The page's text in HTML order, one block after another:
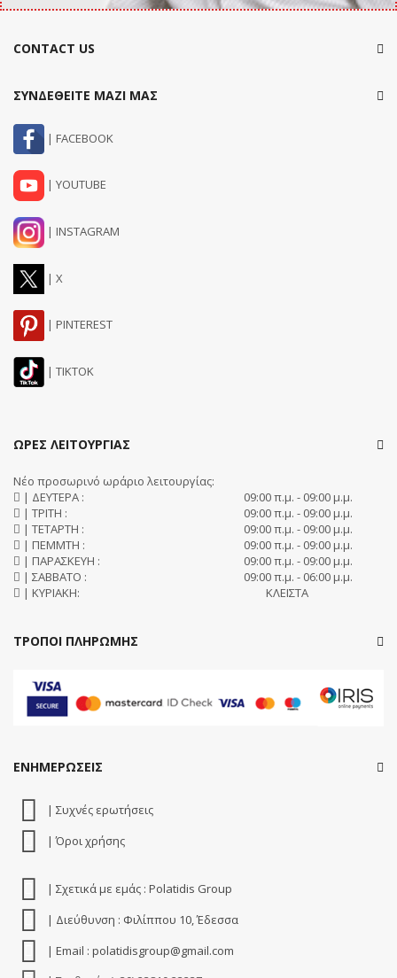
CONTACT US
ΣΥΝΔΕΘΕΙΤΕ ΜΑΖΙ ΜΑΣ
| FACEBOOK
| YOUTUBE
| INSTAGRAM
| X
| PINTEREST
| TIKTOK
ΩΡΕΣ ΛΕΙΤΟΥΡΓΙΑΣ
Νέο προσωρινό ωράριο λειτουργίας:
| ΔΕΥΤΕΡΑ :
09:00 π.μ. - 09:00 μ.μ.
| ΤΡΙΤΗ :
09:00 π.μ. - 09:00 μ.μ.
| ΤΕΤΑΡΤΗ :
09:00 π.μ. - 09:00 μ.μ.
| ΠΕΜΜΤΗ :
09:00 π.μ. - 09:00 μ.μ.
| ΠΑΡΑΣΚΕΥΗ :
09:00 π.μ. - 09:00 μ.μ.
| ΣΑΒΒΑΤΟ :
09:00 π.μ. - 06:00 μ.μ.
| ΚΥΡΙΑΚΗ:
ΚΛΕΙΣΤΑ
ΤΡΟΠΟΙ ΠΛΗΡΩΜΗΣ
ΕΝΗΜΕΡΩΣΕΙΣ
| Συχνές ερωτήσεις
| Όροι χρήσης
| Σχετικά με εμάς : Polatidis Group
| Διεύθυνση : Φιλίππου 10, Έδεσσα
| Email : polatidisgroup@gmail.com